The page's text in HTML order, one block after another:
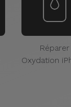
Réparer
Oxydation